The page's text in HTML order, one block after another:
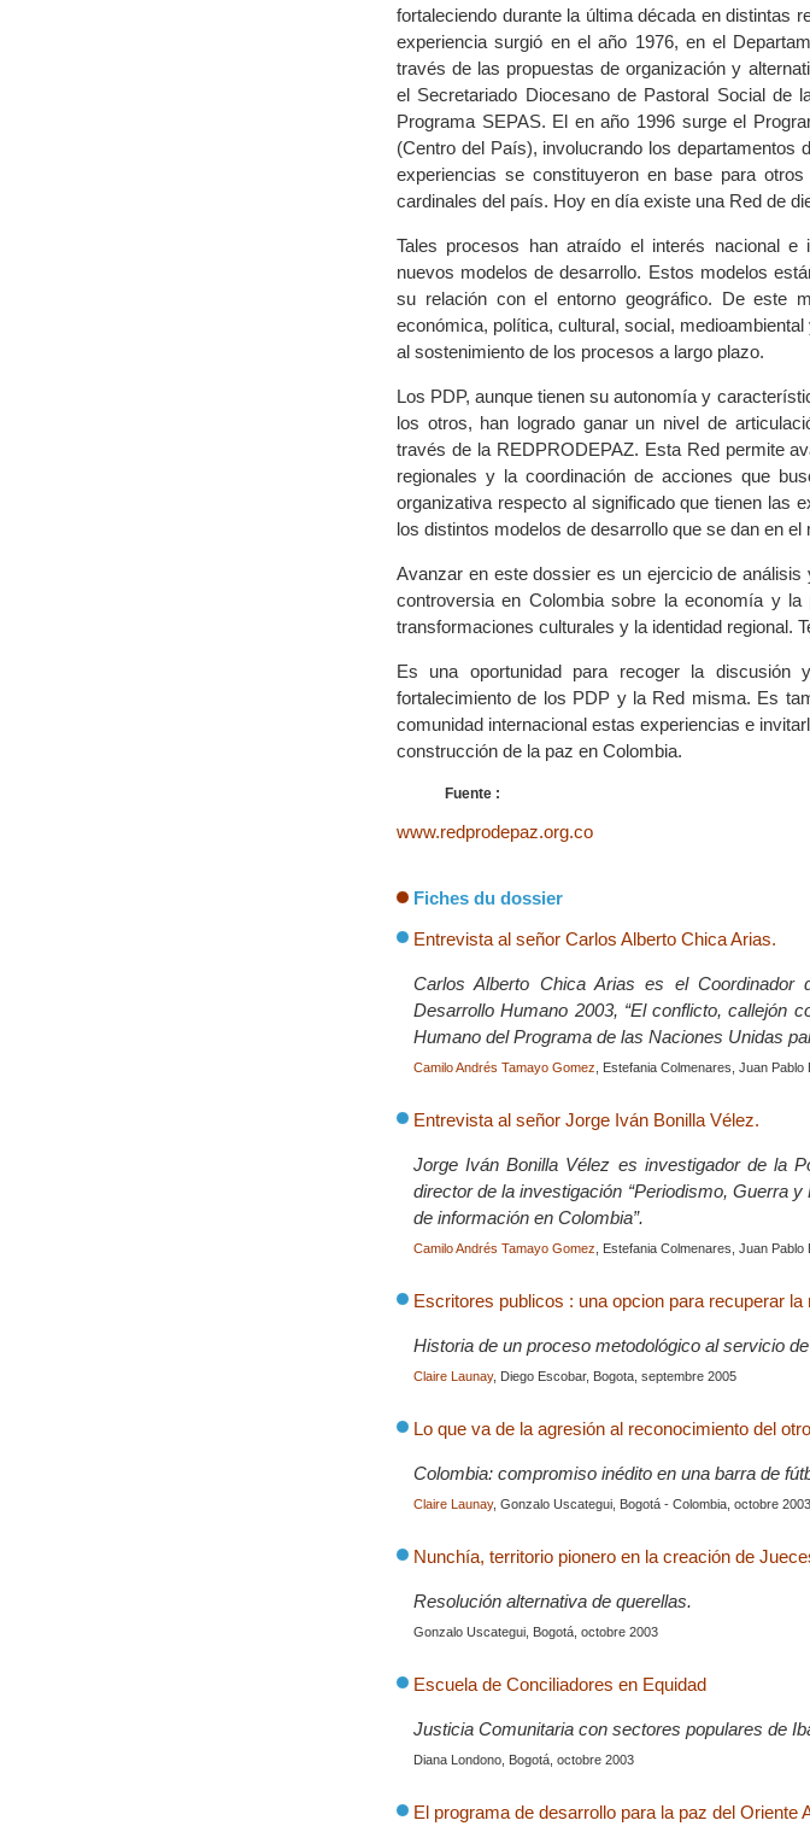
fortaleciendo durante la última década en distintas
experiencia surgió en el año 1976, en el
través de las propuestas de organización y
el Secretariado Diocesano de Pastoral Social
Programa SEPAS. El en año 1996 surge el
(Centro del País), involucrando los departamentos
experiencias se constituyeron en base para
cardinales del país. Hoy en día existe una Red de
Tales procesos han atraído el interés nacional
nuevos modelos de desarrollo. Estos modelos
su relación con el entorno geográfico. De este
económica, política, cultural, social,
al sostenimiento de los procesos a largo plazo.
Los PDP, aunque tienen su autonomía y
los otros, han logrado ganar un nivel de
través de la REDPRODEPAZ. Esta Red permite
regionales y la coordinación de acciones que
organizativa respecto al significado que tienen las
los distintos modelos de desarrollo que se dan en el
Avanzar en este dossier es un ejercicio de
controversia en Colombia sobre la economía y
transformaciones culturales y la identidad regional.
Es una oportunidad para recoger la
fortalecimiento de los PDP y la Red misma. Es
comunidad internacional estas experiencias e
construcción de la paz en Colombia.
Fuente :
www.redprodepaz.org.co
Fiches du dossier
Entrevista al señor Carlos Alberto Chica Arias.
Carlos Alberto Chica Arias es el Coordinador
Desarrollo Humano 2003, “El conflicto, callejón
Humano del Programa de las Naciones Unidas
Camilo Andrés Tamayo Gomez , Estefania Colmenares, Juan
Entrevista al señor Jorge Iván Bonilla Vélez.
Jorge Iván Bonilla Vélez es investigador de la
director de la investigación “Periodismo, Guerra
de información en Colombia”.
Camilo Andrés Tamayo Gomez , Estefania Colmenares, Juan
Escritores publicos : una opcion para recuperar
Historia de un proceso metodológico al servicio
Claire Launay, Diego Escobar, Bogota, septembre 2005
Lo que va de la agresión al reconocimiento del otro
Colombia: compromiso inédito en una barra de
Claire Launay, Gonzalo Uscategui, Bogotá - Colombia, octobre 2003
Nunchía, territorio pionero en la creación de
Resolución alternativa de querellas.
Gonzalo Uscategui, Bogotá, octobre 2003
Escuela de Conciliadores en Equidad
Justicia Comunitaria con sectores populares de
Diana Londono, Bogotá, octobre 2003
El programa de desarrollo para la paz del Oriente